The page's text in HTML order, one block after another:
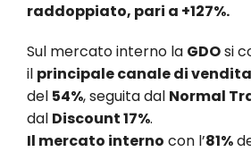
raddoppiato, pari a +127%.
Sul mercato interno la GDOsi
il principale canale di vendita
del 54%, seguita dal Normal
dal Discount 17%.
Il mercato interno con l’81%